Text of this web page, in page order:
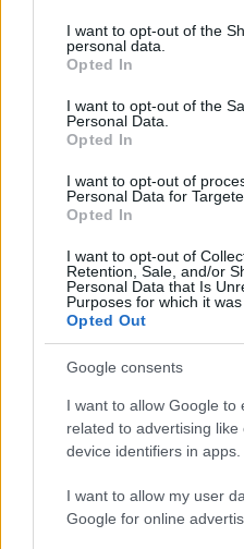
not limited to your visit or
grant or deny consent to
use your data for below
consent section.
I want to opt-out of the
personal data.
Opted In
I want to opt-out of the
Personal Data.
Opted In
I want to opt-out of
Personal Data for
Opted In
I want to opt-out of
Retention, Sale, and/or
Personal Data that Is
Purposes for which it was
Opted Out
Google consents
I want to allow Google to
related to advertising
device identifiers in apps.
I want to allow my user
Google for online
Kövess minket, és
hírekről a
HÍRADÓ #VIDEÓ #
UTAZÁS #KÖLTSÉG #
TOP HÍREK